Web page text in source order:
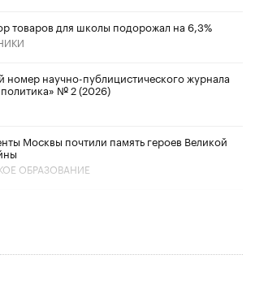
товаров для школы подорожал на 6,3%
номер научно-публицистического журнала
№ 2 (2026)
Москвы почтили память героев Великой
ОБРАЗОВАНИЕ